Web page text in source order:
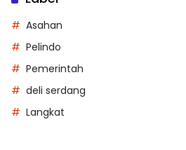
Asahan
Pelindo
Pemerintah
deli serdang
Langkat